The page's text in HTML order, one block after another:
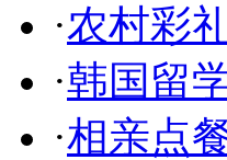
·农村彩
·韩国留
·相亲点